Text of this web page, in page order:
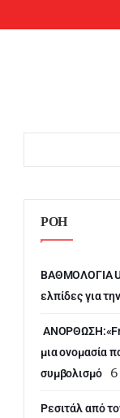
ΡΟΗ
ΒΑΘΜΟΛΟΓΙΑ
ελπίδες για
μια ονομασία
συμβολισμό
Ρεσιτάλ από